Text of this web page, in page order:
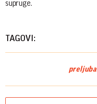
supruge.
TAGOVI:
preljuba